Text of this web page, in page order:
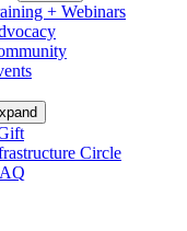
+ Webinars
Circle